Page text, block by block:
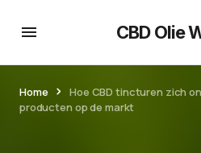
CBD Olie
Home
Hoe CBD tincturen zich
producten op de markt